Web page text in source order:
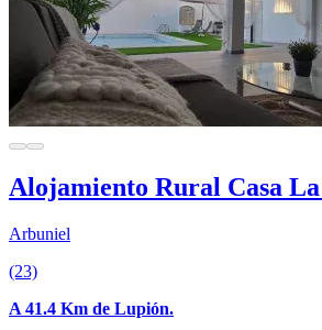
Alojamiento Rural Casa
Arbuniel
(23)
A 41.4 Km de Lupión.